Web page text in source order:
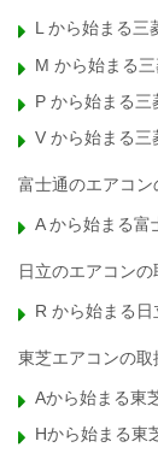
L から始まる三
M から始まる
P から始まる三
V から始まる三
富士通のエアコ
A から始まる富
日立のエアコン
R から始まる
東芝エアコンの取
Aから始まる東
Hから始まる東